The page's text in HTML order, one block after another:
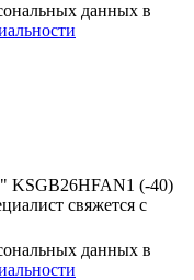
данных в
KSGB26HFAN1 (-40)
свяжется с
данных в